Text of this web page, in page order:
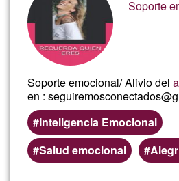
Soporte
Soporte emocional/ Alivio del
en :
Inteligencia Emocional
Salud emocional